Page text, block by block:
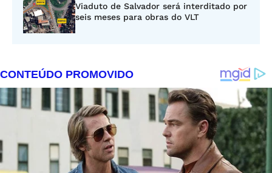
Viaduto de Salvador será interditado por
seis meses para obras do VLT